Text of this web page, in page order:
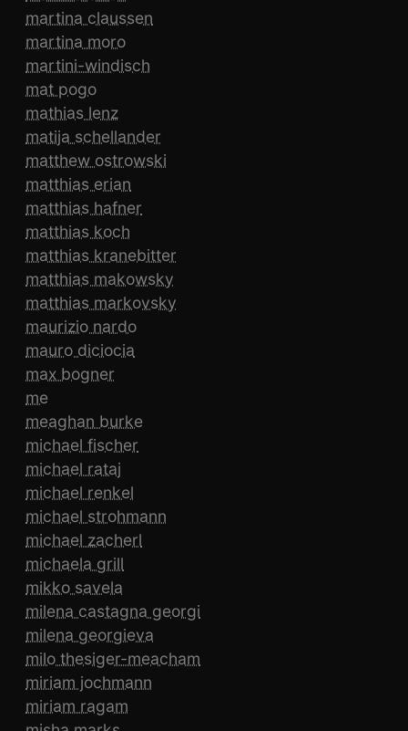
martina claussen
martina moro
martini-windisch
mat pogo
mathias lenz
matija schellander
matthew ostrowski
matthias erian
matthias hafner
matthias koch
matthias kranebitter
matthias makowsky
matthias markovsky
maurizio nardo
mauro diciocia
max bogner
me
meaghan burke
michael fischer
michael rataj
michael renkel
michael strohmann
michael zacherl
michaela grill
mikko savela
milena castagna georgi
milena georgieva
milo thesiger-meacham
miriam jochmann
miriam ragam